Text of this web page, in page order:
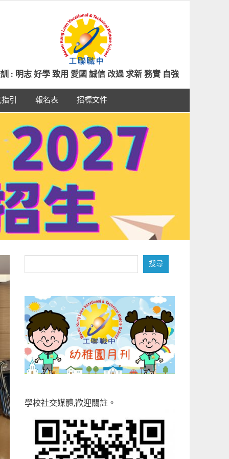
: 明志 好學 致用 愛國 誠信 改過 求新 務實 自強
引 報名表 招標文件
尋
搜尋
學校社交媒體,歡迎關註。